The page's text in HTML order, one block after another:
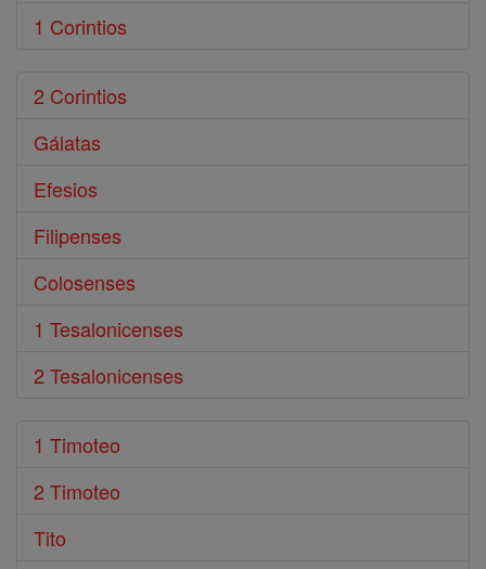
1 Corintios
2 Corintios
Gálatas
Efesios
Filipenses
Colosenses
1 Tesalonicenses
2 Tesalonicenses
1 Timoteo
2 Timoteo
Tito